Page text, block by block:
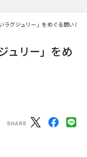
ラグジュリー」をめぐる問いと解
ュリー」をめ